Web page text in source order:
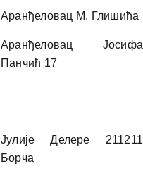
Аранђеловац М. Глишића
Аранђеловац Јосифа
Панчић 17
Јулије Делере 211211
Борча